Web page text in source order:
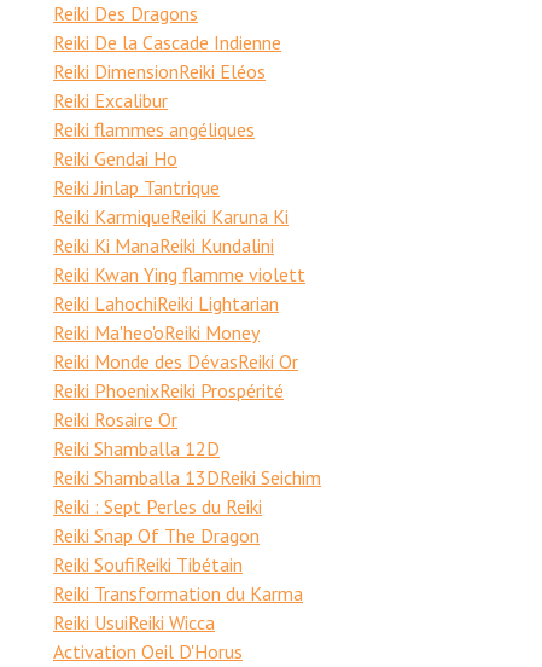
Reiki Des Dragons
Reiki De la Cascade Indienne
Reiki DimensionReiki Eléos
Reiki Excalibur
Reiki flammes angéliques
Reiki Gendai Ho
Reiki Jinlap Tantrique
Reiki KarmiqueReiki Karuna Ki
Reiki Ki ManaReiki Kundalini
Reiki Kwan Ying flamme violett
Reiki LahochiReiki Lightarian
Reiki Ma'heo'oReiki Money
Reiki Monde des DévasReiki Or
Reiki PhoenixReiki Prospérité
Reiki Rosaire Or
Reiki Shamballa 12D
Reiki Shamballa 13DReiki Seichim
Reiki : Sept Perles du Reiki
Reiki Snap Of The Dragon
Reiki SoufiReiki Tibétain
Reiki Transformation du Karma
Reiki UsuiReiki Wicca
Activation Oeil D'Horus